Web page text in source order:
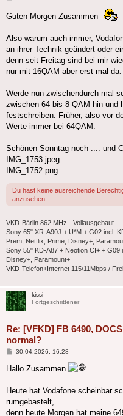
Guten Morgen Zusammen
Also warum auch immer,
an ihrer Technik geändert oder
denn seit Freitag sind bei mir
nur mit 16QAM aber erst mal da.
Werde nun zwischendurch mal
zwischen 64 bis 8 QAM hin und
festschreiben. Früher, also vor
Werte immer bei 64QAM.
Schönen Sonntag noch .... und
IMG_1753.jpeg
IMG_1752.png
Du hast keine ausreichende
anzusehen.
VKD-Bärlin 862 MHz - Vollausgebaut
Sony 65" XR-A90J + U*M + G02 incl.
Prem, Netflix, Prime, Disney+,
Sony 55" KD-A87 + Neotion CI+ + G09
Disney+, Paramount+
VKD-Telefon+Internet 115/11Mbps /
kissi
Fortgeschrittener
Re: [VFKD] FB 6490,
normal?
Beitrag
30.04.2026, 16:28
Hallo Zusammen
Heute hat Vodafone scheinbar
rumgebastelt,
denn heute Morgen hat meine